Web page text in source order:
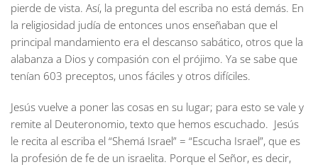
pierde de vista. Así, la pregunta del escriba no está demás. En
la religiosidad judía de entonces unos enseñaban que el
principal mandamiento era el descanso sabático, otros que la
alabanza a Dios y compasión con el prójimo. Ya se sabe que
tenían 603 preceptos, unos fáciles y otros difíciles.
Jesús vuelve a poner las cosas en su lugar; para esto se vale y
remite al Deuteronomio, texto que hemos escuchado. Jesús
le recita al escriba el “Shemá Israel” = “Escucha Israel”, que es
la profesión de fe de un israelita. Porque el Señor, es decir,